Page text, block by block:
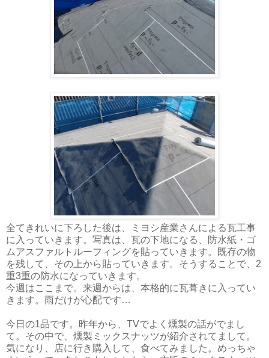
全てきれいに下ろした後は、ミヨシ産業さんによる瓦工事
に入っていきます。写真は、瓦の下地になる、防水紙・ゴ
ムアスファルトルーフィングを貼っていきます。既存の物
を残して、その上から貼っていきます。そうすることで、2
重3重の防水になっていきます。
今週はここまで。来週からは、本格的に瓦葺きに入ってい
きます。雨だけが心配です…
今日の1品です。昨年から、TVでよく燻製の話がでまし
て。その中で、燻製ミックスナッツが紹介されてまして。
気になり、店に行き購入して、食べてみました。めっちゃ